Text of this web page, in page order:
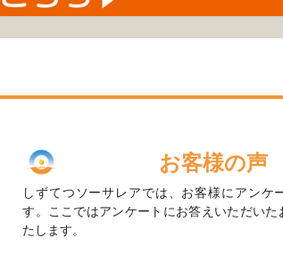
お客様の声
しずてつソーサレアでは、お客様にアンケ
す。ここではアンケートにお答えいただいた
たします。